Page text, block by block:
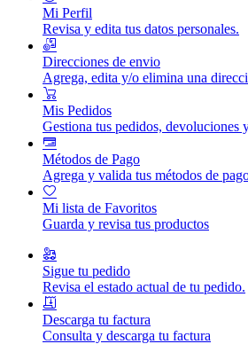
Mi Perfil
Revisa y edita tus datos personales.
Direcciones de envio
Agrega, edita y/o elimina una
Mis Pedidos
Gestiona tus pedidos, devoluciones
Métodos de Pago
Agrega y valida tus métodos de
Mi lista de Favoritos
Guarda y revisa tus productos
Sigue tu pedido
Revisa el estado actual de tu pedido.
Descarga tu factura
Consulta y descarga tu factura